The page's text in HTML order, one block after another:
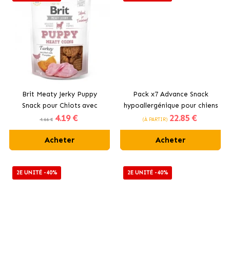
Brit Meaty Jerky Puppy
Snack pour Chiots avec
Dinde et Courge
4.66 € 4.19 €
Acheter
Pack x7 Advance Snack
hypoallergénique pour chiens
(À PARTIR) 22.85 €
Acheter
2E UNITÉ -40% 2E UNITÉ -40%